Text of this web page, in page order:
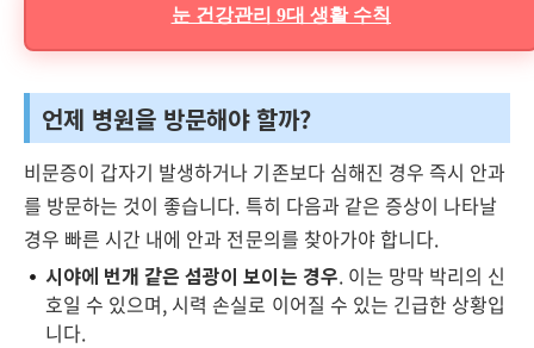
눈 건강관리 9대 생활 수칙
언제 병원을 방문해야 할까?
비문증이 갑자기 발생하거나 기존보다 심해진 경우 즉시 안과
를 방문하는 것이 좋습니다. 특히 다음과 같은 증상이 나타날
경우 빠른 시간 내에 안과 전문의를 찾아가야 합니다.
시야에 번개 같은 섬광이 보이는 경우. 이는 망막 박리의 신
호일 수 있으며, 시력 손실로 이어질 수 있는 긴급한 상황입
니다.